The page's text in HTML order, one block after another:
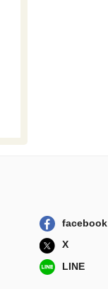
facebook
X
LINE